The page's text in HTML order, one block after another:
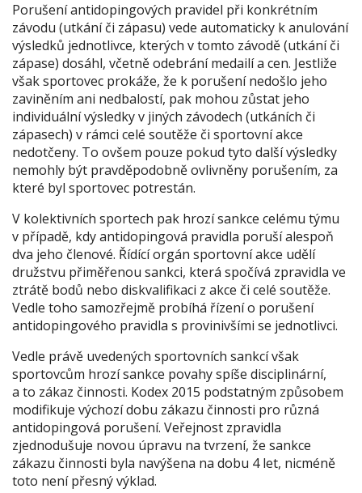
Porušení antidopingových pravidel při konkrétním
závodu (utkání či zápasu) vede automaticky k anulování
výsledků jednotlivce, kterých v tomto závodě (utkání či
zápase) dosáhl, včetně odebrání medailí a cen. Jestliže
však sportovec prokáže, že k porušení nedošlo jeho
zaviněním ani nedbalostí, pak mohou zůstat jeho
individuální výsledky v jiných závodech (utkáních či
zápasech) v rámci celé soutěže či sportovní akce
nedotčeny. To ovšem pouze pokud tyto další výsledky
nemohly být pravděpodobně ovlivněny porušením, za
které byl sportovec potrestán.
V kolektivních sportech pak hrozí sankce celému týmu
v případě, kdy antidopingová pravidla poruší alespoň
dva jeho členové. Řídící orgán sportovní akce udělí
družstvu přiměřenou sankci, která spočívá zpravidla ve
ztrátě bodů nebo diskvalifikaci z akce či celé soutěže.
Vedle toho samozřejmě probíhá řízení o porušení
antidopingového pravidla s provinivšími se jednotlivci.
Vedle právě uvedených sportovních sankcí však
sportovcům hrozí sankce povahy spíše disciplinární,
a to zákaz činnosti. Kodex 2015 podstatným způsobem
modifikuje výchozí dobu zákazu činnosti pro různá
antidopingová porušení. Veřejnost zpravidla
zjednodušuje novou úpravu na tvrzení, že sankce
zákazu činnosti byla navýšena na dobu 4 let, nicméně
toto není přesný výklad.